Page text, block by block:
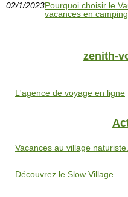
02/1/2023Pourquoi choisir le
vacances en
zenith-
L'agence de voyage en ligne
Vacances au village naturiste...
Découvrez le Slow Village...